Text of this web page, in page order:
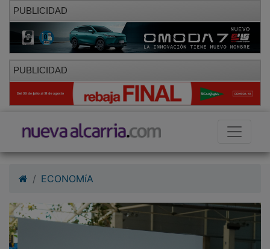
PUBLICIDAD
PUBLICIDAD